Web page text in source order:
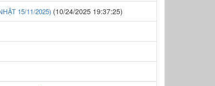
15/11/2025) (10/24/2025 19:37:25)